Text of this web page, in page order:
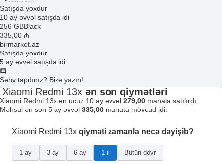
Satışda yoxdur
10 ay əvvəl satışda idi
256 GBBlack
335 ,00 ₼
birmarket.az
Satışda yoxdur
5 ay əvvəl satışda idi
Səhv tapdınız? Bizə yazın!
Xiaomi Redmi 13x ən son qiymətləri
Xiaomi Redmi 13x ən ucuz 10 ay əvvəl 279,00 manata satılırdı.
Məhsul ən son 5 ay əvvəl 335,00 manata mövcud idi.
Xiaomi Redmi 13x qiyməti zamanla necə dəyişib?
1 ay 3 ay 6 ay 1 il Bütün dövr